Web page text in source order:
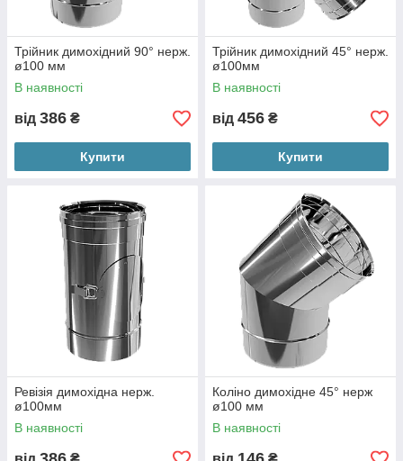
Трійник димохідний 90° нерж.
ø100 мм
В наявності
від 386 ₴
Купити
Трійник димохідний 45° нерж.
ø100мм
В наявності
від 456 ₴
Купити
Ревізія димохідна нерж.
ø100мм
В наявності
Коліно димохідне 45° нерж
ø100 мм
В наявності